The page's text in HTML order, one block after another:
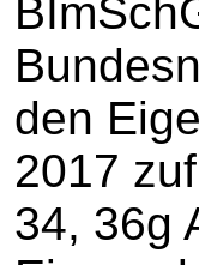
den
2017
34, 36g